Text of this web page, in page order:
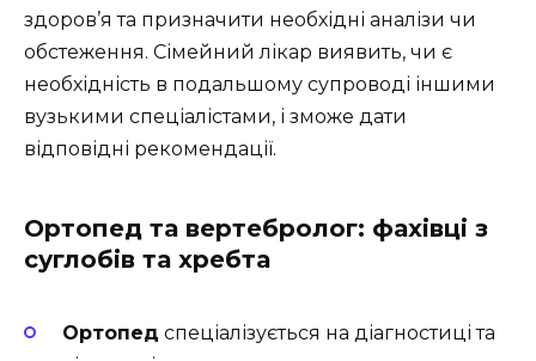
здоров’я та призначити необхідні аналізи чи
обстеження. Сімейний лікар виявить, чи є
необхідність в подальшому супроводі іншими
вузькими спеціалістами, і зможе дати
відповідні рекомендації.
Ортопед та вертебролог: фахівці з
суглобів та хребта
Ортопед спеціалізується на діагностиці та